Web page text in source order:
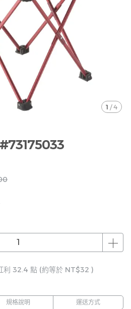
1 /4
利 32.4 點 (約等於 NT$32 )
規格說明 運送方式